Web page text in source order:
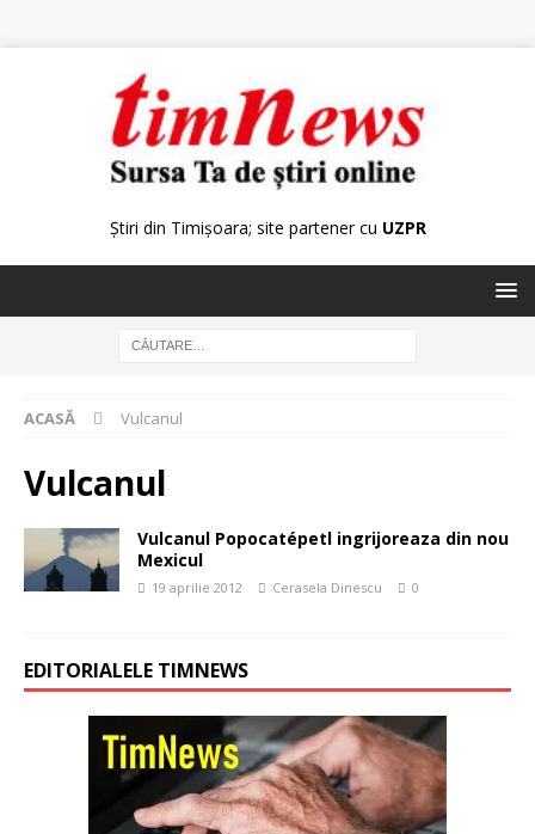
Știri din Timișoara; site partener cu UZPR
ACASĂ Vulcanul
Vulcanul
Vulcanul Popocatépetl ingrijoreaza din nou
Mexicul
19 aprilie 2012 Cerasela Dinescu 0
EDITORIALELE TIMNEWS